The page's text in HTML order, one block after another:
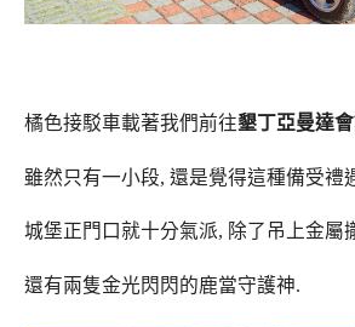
橘色接駁車載著我們前往墾丁亞曼達
雖然只有一小段, 還是覺得這種備受禮
城堡正門口就十分氣派, 除了吊上金屬
還有兩隻金光閃閃的鹿當守護神.